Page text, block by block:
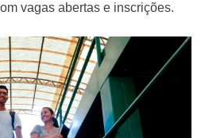
vagas abertas e inscrições.